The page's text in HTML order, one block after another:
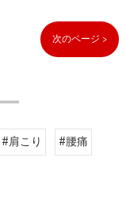
次のページ >
#肩こり
#腰痛